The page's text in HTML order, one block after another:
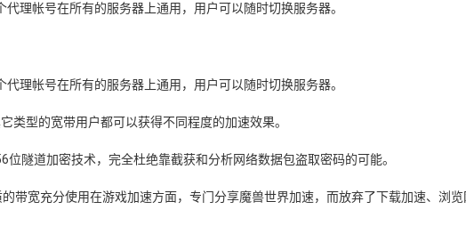
理帐号在所有的服务器上通用，用户可以随时切换服务器。
理帐号在所有的服务器上通用，用户可以随时切换服务器。
类型的宽带用户都可以获得不同程度的加速效果。
隧道加密技术，完全杜绝靠截获和分析网络数据包盗取密码的可能。
带宽充分使用在游戏加速方面，专门分享魔兽世界加速，而放弃了下载加速、浏